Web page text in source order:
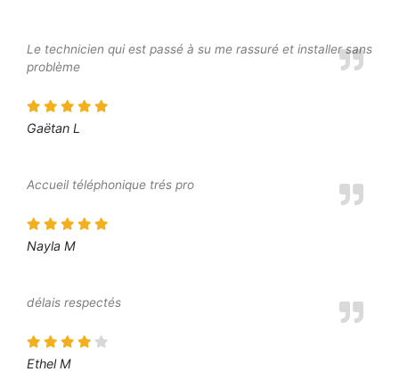
Le technicien qui est passé à su me rassuré et installer sans
problème
Gaëtan L
Accueil téléphonique trés pro
Nayla M
délais respectés
Ethel M